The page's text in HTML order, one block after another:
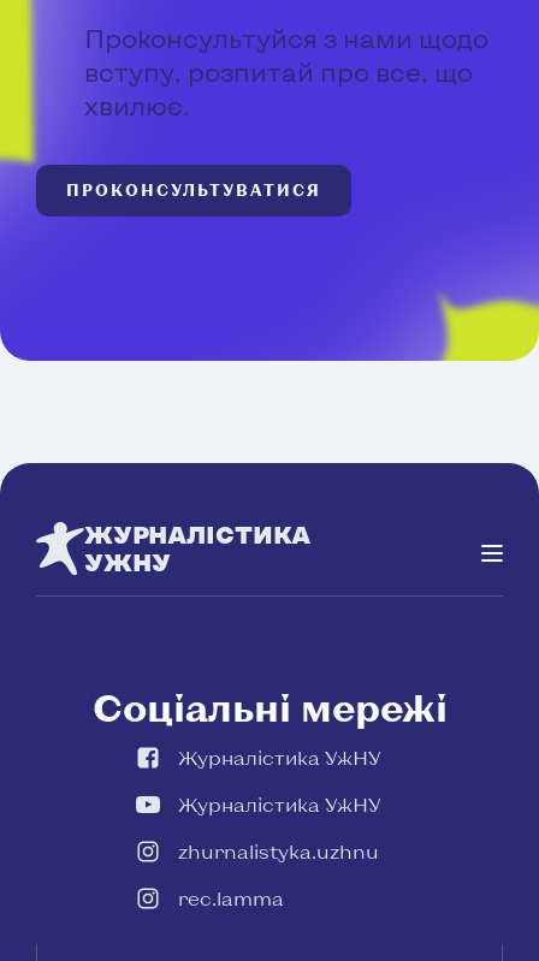
Проконсультуйся з нами щодо
вступу, розпитай про все, що
хвилює.
ПРОКОНСУЛЬТУВАТИСЯ
ЖУРНАЛІСТИКА
УЖНУ
Соціальні мережі
Журналістика УжНУ
Журналістика УжНУ
zhurnalistyka.uzhnu
rec.lamma